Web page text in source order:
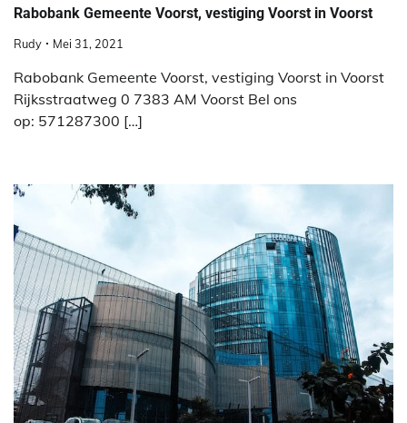
Rabobank Gemeente Voorst, vestiging Voorst in Voorst
Rudy Mei 31, 2021
Rabobank Gemeente Voorst, vestiging Voorst in Voorst
Rijksstraatweg 0 7383 AM Voorst Bel ons
op: 571287300 […]